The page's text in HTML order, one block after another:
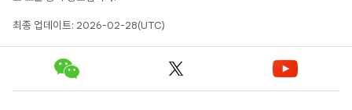
최종 업데이트: 2026-02-28(UTC)